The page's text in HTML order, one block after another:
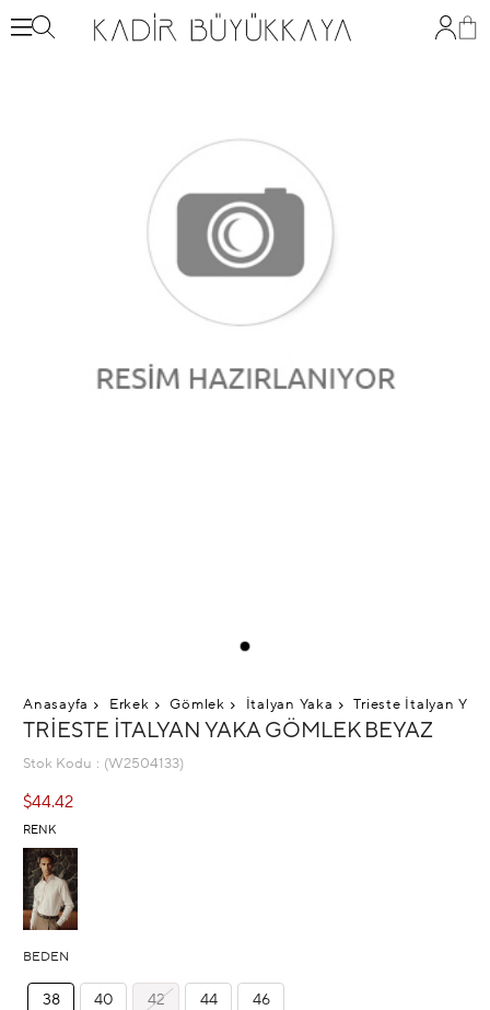
Anasayfa Erkek Gömlek İtalyan Yaka Trieste İtalyan
TRIESTE İTALYAN YAKA GÖMLEK BEYAZ
Stok Kodu (W2504133)
$44.42
RENK
BEDEN
38 40 42 44 46